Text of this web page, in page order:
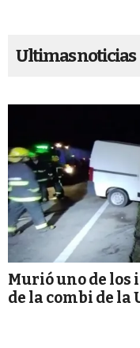
Ultimas noticias
Murió uno de los
de la combi de la